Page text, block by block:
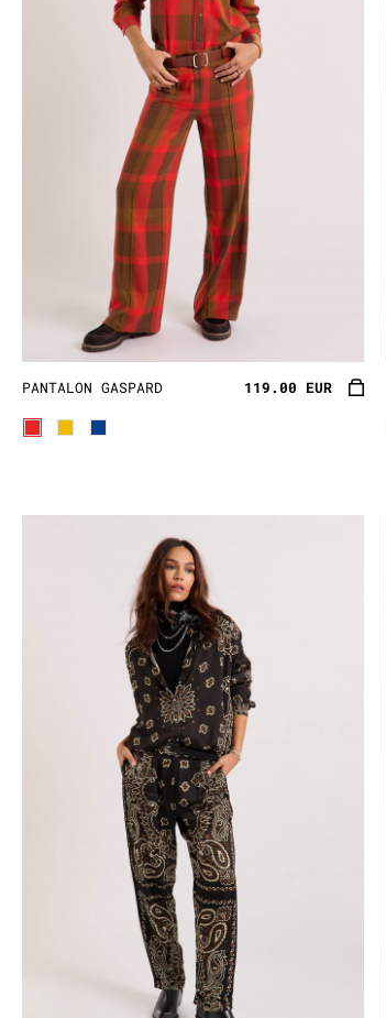
PANTALON GASPARD 119.00 EUR